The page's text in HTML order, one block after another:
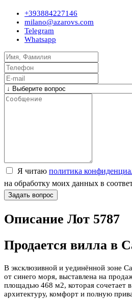
+393884227146
milano@azarovs.com
Telegram
Whatsapp
Я читаю политика
на обработку моих данных в
Задать вопрос
Описание Лот 5787
Продается вилла в
В эксклюзивной и уединённой зоне
от синего моря, выставлена на
площадью 468 м2, которая сочетает
архитектуру, комфорт и полную